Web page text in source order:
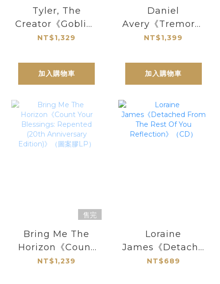
Tyler, The
Creator《Goblin》
（日文obi 黑膠
NT$1,329
加入購物車
Daniel
Avery《Tremor》
（紅膠2LP）
NT$1,399
加入購物車
售完
Bring Me The
Horizon《Count
Your Blessings:
NT$1,239
Loraine
James《Detached
From The Rest
NT$689